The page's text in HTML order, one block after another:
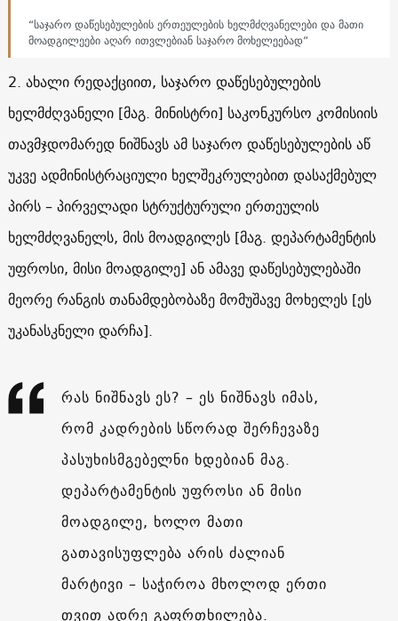
“საჯარო დაწესებულების ერთეულების ხელმძღვანელები და მათი
მოადგილეები აღარ ითვლებიან საჯარო მოხელეებად”
2. ახალი რედაქციით, საჯარო დაწესებულების
ხელმძღვანელი [მაგ. მინისტრი] საკონკურსო კომისიის
თავმჯდომარედ ნიშნავს ამ საჯარო დაწესებულების აწ
უკვე ადმინისტრაციული ხელშეკრულებით დასაქმებულ
პირს – პირველადი სტრუქტურული ერთეულის
ხელმძღვანელს, მის მოადგილეს [მაგ. დეპარტამენტის
უფროსი, მისი მოადგილე] ან ამავე დაწესებულებაში
მეორე რანგის თანამდებობაზე მომუშავე მოხელეს [ეს
უკანასკნელი დარჩა].
რას ნიშნავს ეს? – ეს ნიშნავს იმას,
რომ კადრების სწორად შერჩევაზე
პასუხისმგებელნი ხდებიან მაგ.
დეპარტამენტის უფროსი ან მისი
მოადგილე, ხოლო მათი
გათავისუფლება არის ძალიან
მარტივი – საჭიროა მხოლოდ ერთი
თვით ადრე გაფრთხილება.